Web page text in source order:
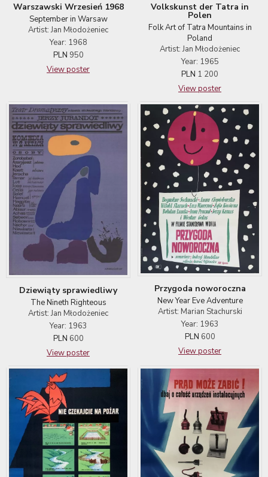
Warszawski Wrzesień 1968
September in Warsaw
Artist: Jan Młodożeniec
Year: 1968
PLN 950
View poster
Volkskunst der Tatra in
Polen
Folk Art of Tatra Mountains in
Poland
Artist: Jan Młodożeniec
Year: 1965
PLN 1 200
View poster
Dziewiąty sprawiedliwy
The Nineth Righteous
Artist: Jan Młodożeniec
Year: 1963
PLN 600
View poster
Przygoda noworoczna
New Year Eve Adventure
Artist: Marian Stachurski
Year: 1963
PLN 600
View poster